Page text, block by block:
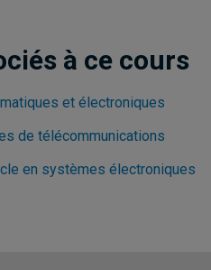
à ce cours
et électroniques
de télécommunications
en systèmes électroniques